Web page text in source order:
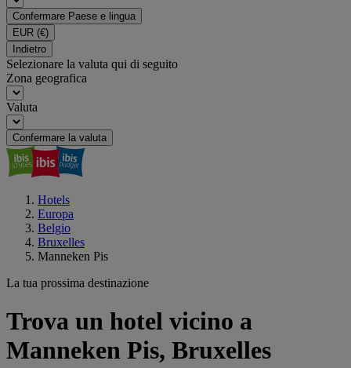
Confermare Paese e lingua
EUR (€)
Indietro
Selezionare la valuta qui di seguito
Zona geografica
Valuta
Confermare la valuta
Hotels
Europa
Belgio
Bruxelles
Manneken Pis
La tua prossima destinazione
Trova un hotel vicino a
Manneken Pis, Bruxelles